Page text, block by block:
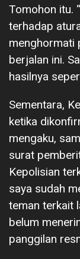
Tomohon itu.
terhadap
menghormati
berjalan ini.
hasilnya
Sementara,
ketika
mengaku,
surat
Kepolisian
saya sudah
teman terkait
belum
panggilan